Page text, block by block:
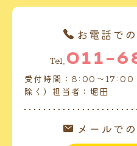
お電話で
Tel. 011-
受付時間：8:00～17:00
除く）担当者：堀田
メールで